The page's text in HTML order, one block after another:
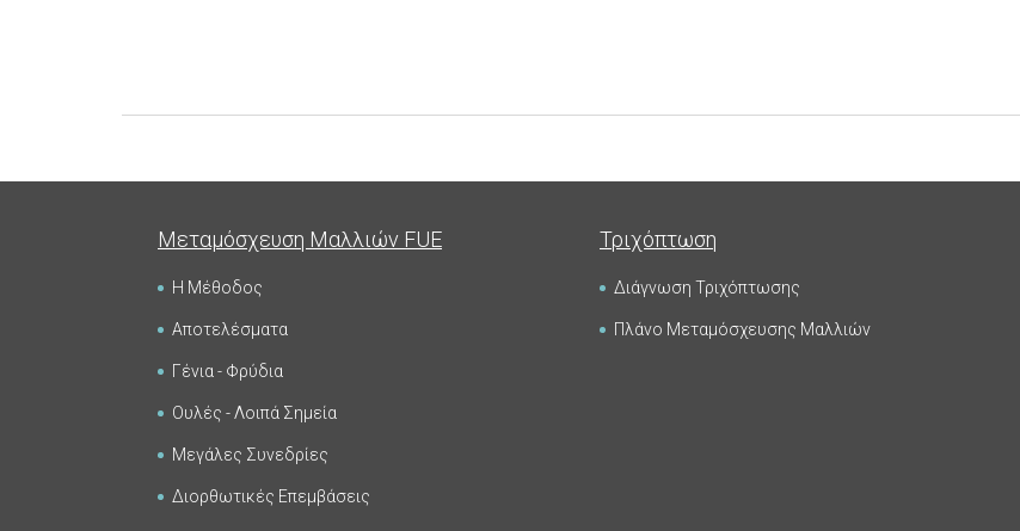
Μεταμόσχευση Μαλλιών FUE
Η Μέθοδος
Αποτελέσματα
Γένια - Φρύδια
Ουλές - Λοιπά Σημεία
Μεγάλες Συνεδρίες
Διορθωτικές Επεμβάσεις
Τριχόπτωση
Διάγνωση Τριχόπτωσης
Πλάνο Μεταμόσχευσης Μαλλιών